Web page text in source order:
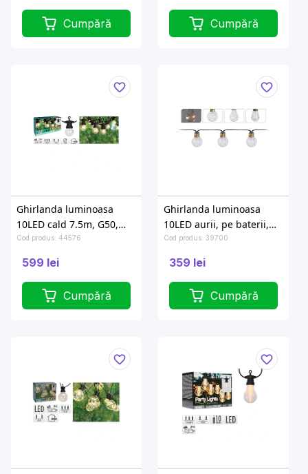
Cumpără Cumpără
Ghirlanda luminoasa
10LED cald 7.5m, G50,
D5cm
Cod produs: 44576
599 lei
Cumpără
Ghirlanda luminoasa
10LED aurii, pe baterii,
in/out
Cod produs: 39700
359 lei
Cumpără